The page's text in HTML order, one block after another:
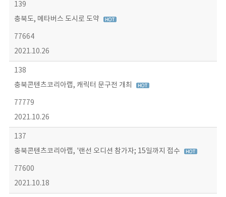
139
충북도, 메타버스 도시로 도약
77664
2021.10.26
138
충북콘텐츠코리아랩, 캐릭터 문구전 개최
77779
2021.10.26
137
충북콘텐츠코리아랩, '랜선 오디션 참가자; 15일까지 접수
77600
2021.10.18